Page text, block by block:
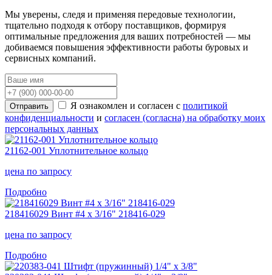
Мы уверены, следя и применяя передовые технологии,
тщательно подходя к отбору поставщиков, формируя
оптимальные предложения для ваших потребностей — мы
добиваемся повышения эффективности работы буровых и
сервисных компаний.
Отправить Я ознакомлен и согласен с политикой
конфиденциальности и согласен (согласна) на обработку моих
персональных данных
21162-001 Уплотнительное кольцо
цена по запросу
Подробно
218416029 Винт #4 x 3/16" 218416-029
цена по запросу
Подробно